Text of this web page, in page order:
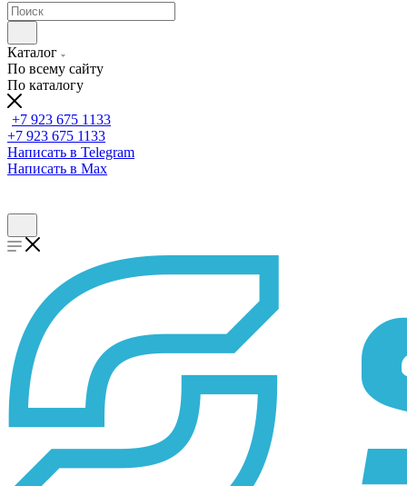
Каталог
По всему сайту
По каталогу
+7 923 675 1133
+7 923 675 1133
Написать в Telegram
Написать в Max